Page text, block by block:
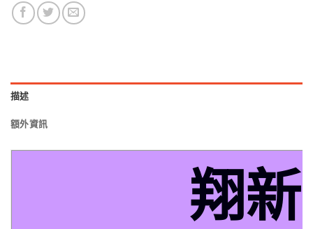
描述
額外資訊
翔